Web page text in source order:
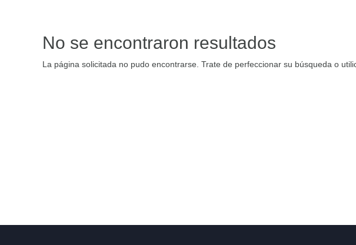
No se encontraron resultados
La página solicitada no pudo encontrarse. Trate de perfeccionar su búsqueda o